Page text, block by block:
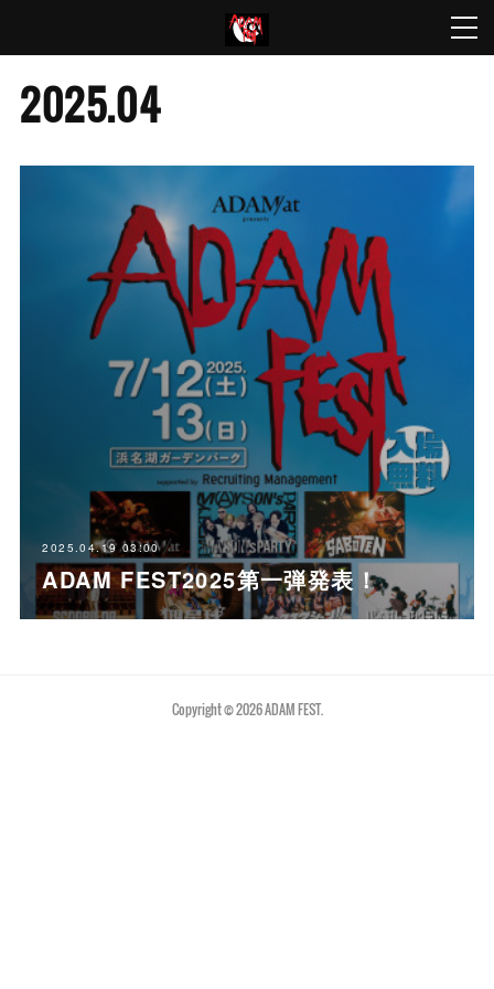
2025.04
2025.04.19 03:00
ADAM FEST2025第一弾発表！
Copyright ©2026ADAM FEST.